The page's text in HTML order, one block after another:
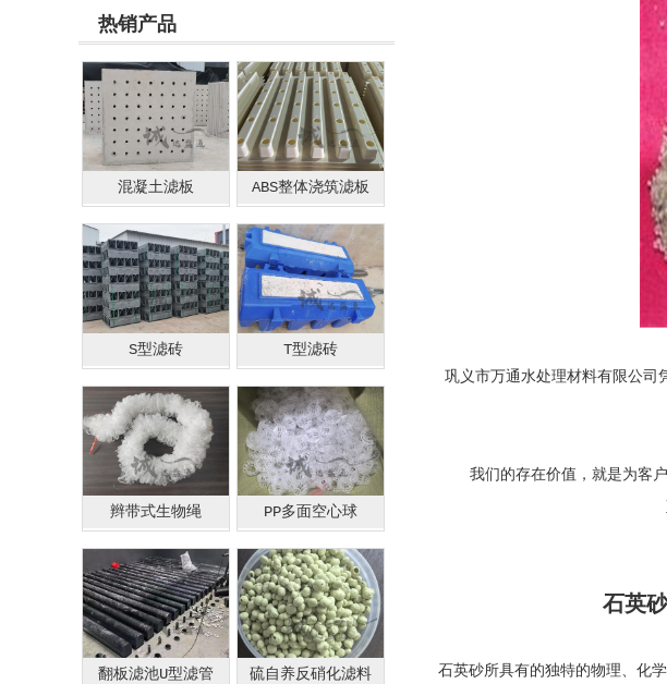
热销产品
混凝土滤板 ABS整体浇筑滤板
S型滤砖 T型滤砖
辫带式生物绳 PP多面空心球
翻板滤池U型滤管 硫自养反硝化滤料
巩义市万通水处理材料有限公
我们的存在价值，就是为客户
石英
石英砂所具有的独特的物理、化